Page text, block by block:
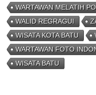
WARTAWAN MELATIH
WALID REGRAGUI
WISATA KOTA BATU
WARTAWAN FOTO
WISATA BATU